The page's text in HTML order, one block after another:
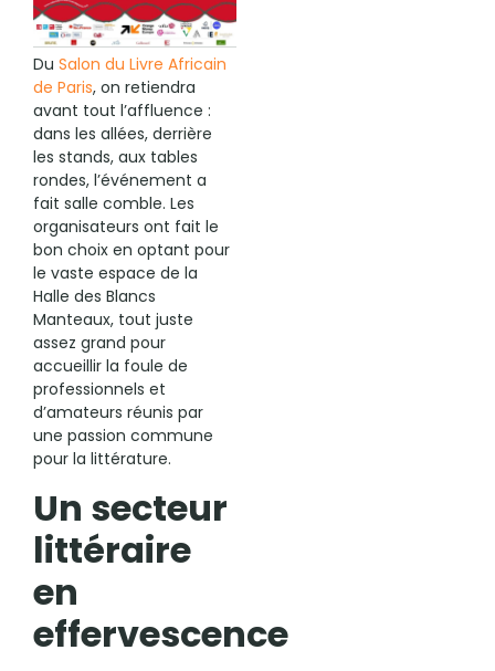
DuSalon du Livre Africain
de Paris, on retiendra
avant tout l’affluence :
dans les allées, derrière
les stands, aux tables
rondes, l’événement a
fait salle comble. Les
organisateurs ont fait le
bon choix en optant pour
le vaste espace de la
Halle des Blancs
Manteaux, tout juste
assez grand pour
accueillir la foule de
professionnels et
d’amateurs réunis par
une passion commune
pour la littérature.
Un secteur
littéraire
en
effervescence